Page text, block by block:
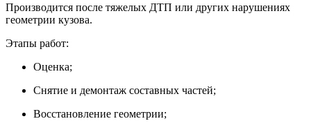
Производится после тяжелых ДТП или других нарушениях
геометрии кузова.
Этапы работ:
Оценка;
Снятие и демонтаж составных частей;
Восстановление геометрии;